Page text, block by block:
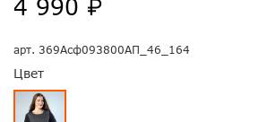
арт. 369Асф093800АП_46_164
Цвет
4 990 ₽